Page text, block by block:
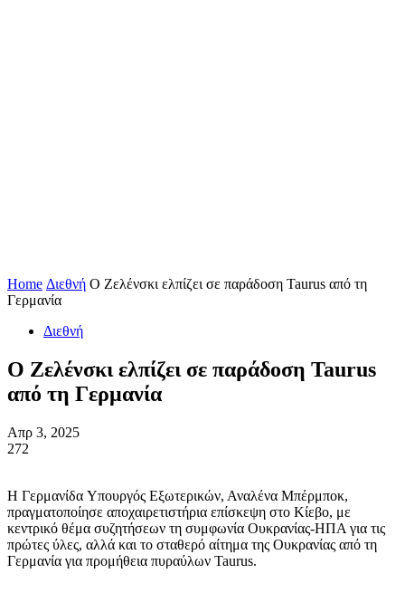
Home Διεθνή O Ζελένσκι ελπίζει σε παράδοση Taurus από τη
Γερμανία
Διεθνή
O Ζελένσκι ελπίζει σε παράδοση Taurus
από τη Γερμανία
Απρ 3, 2025
272
Η Γερμανίδα Υπουργός Εξωτερικών, Αναλένα Μπέρμποκ,
πραγματοποίησε αποχαιρετιστήρια επίσκεψη στο Κίεβο, με
κεντρικό θέμα συζητήσεων τη συμφωνία Ουκρανίας-ΗΠΑ για τις
πρώτες ύλες, αλλά και το σταθερό αίτημα της Ουκρανίας από τη
Γερμανία για προμήθεια πυραύλων Taurus.